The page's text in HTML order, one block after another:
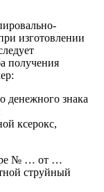
изготовлении
получения
денежного знака
ксерокс,
№ … от …
струйный